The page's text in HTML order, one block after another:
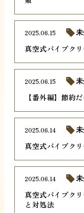
真空式パイプク
2025.06.15
【番外編】節約
2025.06.15
真空式パイプク
2025.06.14
真空式パイプク
と対処法
2025.06.14